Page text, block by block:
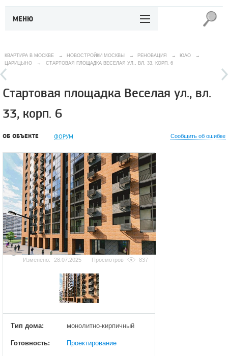
МЕНЮ
КВАРТИРА В МОСКВЕ → НОВОСТРОЙКИ МОСКВЫ → РЕНОВАЦИЯ → ЮАО
→
ЦАРИЦЫНО
→ СТАРТОВАЯ ПЛОЩАДКА ВЕСЕЛАЯ УЛ., ВЛ. 33, КОРП. 6
Стартовая площадка Веселая ул., вл.
33, корп. 6
ОБ ОБЪЕКТЕ ФОРУМ Сообщить об ошибке
Добавить фотографию
Изменено:
28.07.2025 Просмотров 837
Тип дома: монолитно-кирпичный
Готовность: Проектирование